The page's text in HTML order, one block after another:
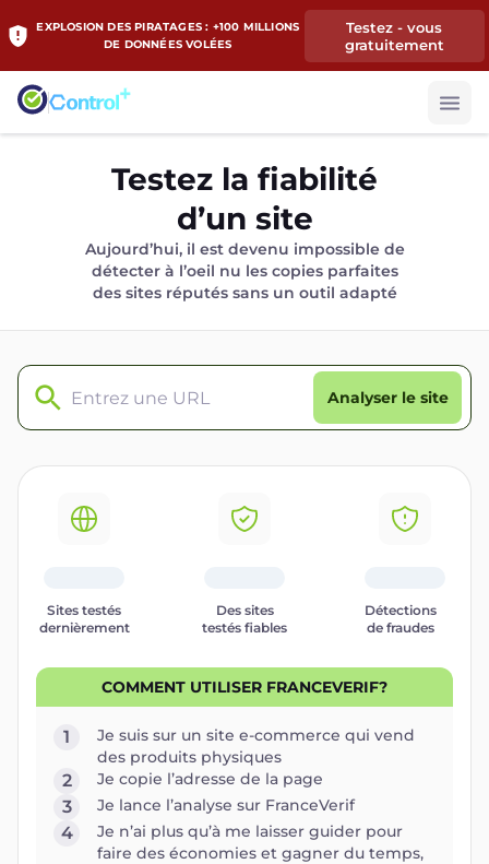
EXPLOSION DES PIRATAGES : +100 MILLIONS
DE DONNÉES VOLÉES
Testez - vous
gratuitement
Testez la fiabilité
d’un site
Aujourd’hui, il est devenu impossible de
détecter à l’oeil nu les copies parfaites
des sites réputés sans un outil adapté
Analyser le site
Sites testés
dernièrement
Des sites
testés fiables
Détections
de fraudes
COMMENT UTILISER FRANCEVERIF?
1
Je suis sur un site e-commerce qui vend
des produits physiques
2 Je copie l’adresse de la page
3 Je lance l’analyse sur FranceVerif
4
Je n’ai plus qu’à me laisser guider pour
faire des économies et gagner du temps,